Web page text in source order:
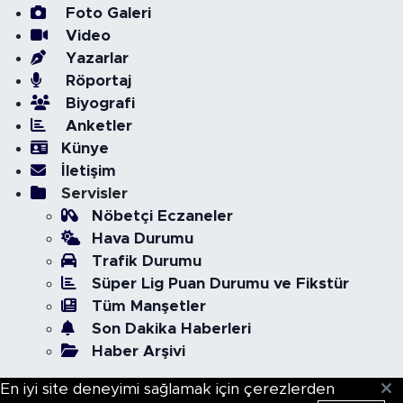
Foto Galeri
Video
Yazarlar
Röportaj
Biyografi
Anketler
Künye
İletişim
Servisler
Nöbetçi Eczaneler
Hava Durumu
Trafik Durumu
Süper Lig Puan Durumu ve Fikstür
Tüm Manşetler
Son Dakika Haberleri
Haber Arşivi
En iyi site deneyimi sağlamak için çerezlerden